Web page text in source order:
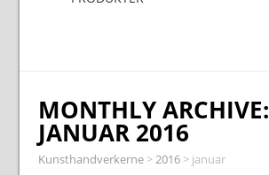
MONTHLY ARCHIVE:
JANUAR 2016
Kunsthandverkerne>2016> januar